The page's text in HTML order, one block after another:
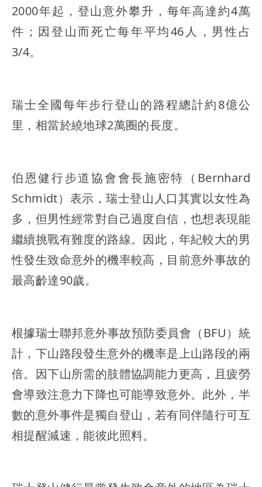
2000年起，登山意外攀升，每年高達約4萬
件；因登山而死亡每年平均46人，男性占
3/4。
瑞士全國每年步行登山的路程總計約8億公
里，相當於繞地球2萬圈的長度。
伯恩健行步道協會會長施密特（Bernhard
Schmidt）表示，瑞士登山人口其實以女性為
多，但男性經常對自己過度自信，也想表現能
繼續挑戰有難度的路線。因此，年紀較大的男
性發生致命意外的機率較高，目前意外事故的
最高齡達90歲。
根據瑞士聯邦意外事故預防委員會（BFU）統
計，下山路段發生意外的機率是上山路段的兩
倍。因下山所需的肢體協調能力更高，且疲勞
會導致注意力下降也可能導致意外。此外，半
數的意外事件是獨自登山，若有同伴隨行可互
相提醒減速，能彼此照料。